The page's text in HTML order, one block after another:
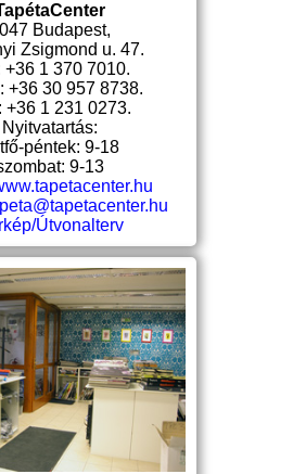
Budapest,
Zsigmond u. 47.
+36 1 370 7010.
+36 30 957 8738.
+36 1 231 0273.
Nyitvatartás:
péntek: 9-18
9-13
Útvonalterv